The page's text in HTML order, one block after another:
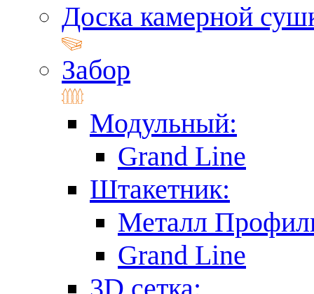
Доска камерной
Забор
Модульный:
Grand Line
Штакетник:
Металл
Grand Line